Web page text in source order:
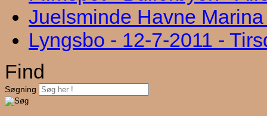
Juelsminde Havne
Lyngsbo - 12-7-2011 -
Find
Søgning